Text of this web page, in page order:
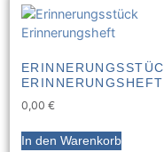
ERINNERUNGSHEFT
0,00 €
In den Warenkorb